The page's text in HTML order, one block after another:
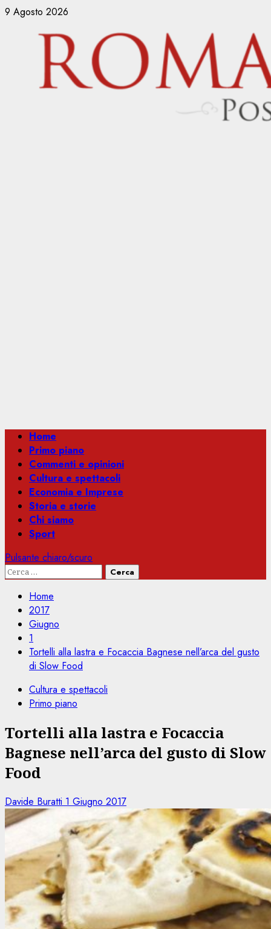
Vai
contenuto
9 Agosto 2026
Menu
principale
Home
Primo piano
Commenti e opinioni
Cultura e spettacoli
Economia e Imprese
Storia e storie
Chi siamo
Sport
Pulsante chiaro/scuro
Ricerca
Home
2017
Giugno
1
Tortelli alla lastra e Focaccia Bagnese nell’arca del gusto
di Slow Food
Cultura e spettacoli
Primo piano
Tortelli alla lastra e Focaccia
Bagnese nell’arca del gusto di Slow
Food
Davide Buratti 1 Giugno 2017